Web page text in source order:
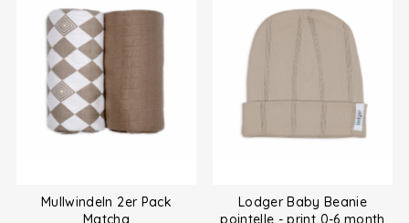
Mullwindeln 2er Pack
Matcha
Lodger Baby Beanie
pointelle - print 0-6 month